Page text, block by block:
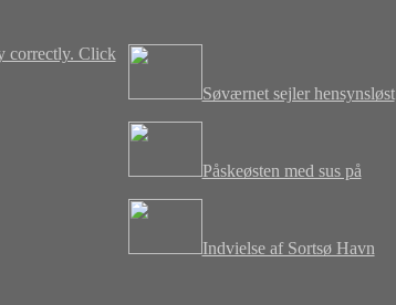
Søværnet sejler hensynsløst
Påskeøsten med sus på
Indvielse af Sortsø Havn